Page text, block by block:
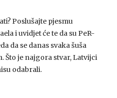
Poslušajte pjesmu
i uvidjet će te da su PeR-
da se danas svaka šuša
Što je najgora stvar, Latvijci
odabrali.